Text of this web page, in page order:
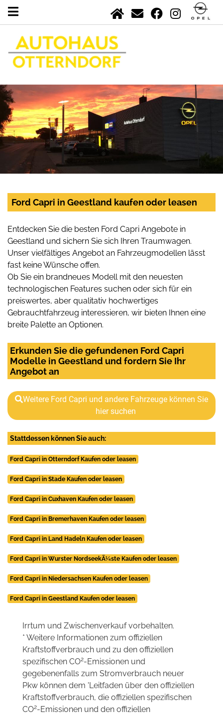
Ford Capri in Geestland kaufen oder leasen
Entdecken Sie die besten Ford Capri Angebote in
Geestland und sichern Sie sich Ihren Traumwagen.
Unser vielfältiges Angebot an Fahrzeugmodellen lässt
fast keine Wünsche offen.
Ob Sie ein brandneues Modell mit den neuesten
technologischen Features suchen oder sich für ein
preiswertes, aber qualitativ hochwertiges
Gebrauchtfahrzeug interessieren, wir bieten Ihnen eine
breite Palette an Optionen.
Erkunden Sie die gefundenen Ford Capri
Modelle in Geestland und fordern Sie Ihr
Angebot an
Weitere Ford Capri und andere Fahrzeuge können Sie
hier suchen
Stattdessen können Sie auch:
Ford Capri in Otterndorf Kaufen oder leasen
Ford Capri in Stade Kaufen oder leasen
Ford Capri in Cuxhaven Kaufen oder leasen
Ford Capri in Bremerhaven Kaufen oder leasen
Ford Capri in Land Hadeln Kaufen oder leasen
Ford Capri in Wurster NordseekÃ¼ste Kaufen oder leasen
Ford Capri in Niedersachsen Kaufen oder leasen
Ford Capri in Geestland Kaufen oder leasen
Irrtum und Zwischenverkauf vorbehalten.
* Weitere Informationen zum offiziellen
Kraftstoffverbrauch und zu den offiziellen
spezifischen CO2-Emissionen und
gegebenenfalls zum Stromverbrauch neuer
Pkw können dem 'Leitfaden über den offiziellen
Kraftstoffverbrauch, die offiziellen spezifischen
CO2-Emissionen und den offiziellen